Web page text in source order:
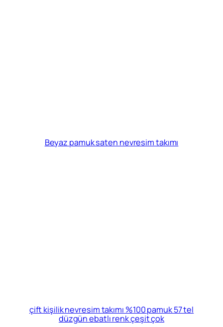
Beyaz pamuk saten nevresim takımı
çift kişilik nevresim takımı %100 pamuk 57 tel
düzgün ebatlı renk çeşit çok